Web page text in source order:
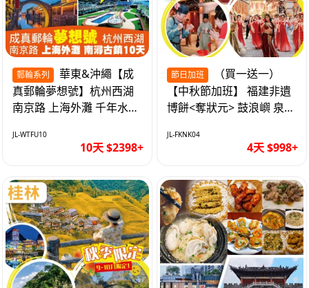
郵輪系列
真郵輪夢想號】杭州西湖
南京路 上海外灘 千年水鄉
自費10天
JL-WTFU10
10天 $2398+
節日加班
【中秋節加班】 福建非遺
博餅<奪狀元> 鼓浪嶼 泉州
車超值4天
JL-FKNK04
4天 $998+